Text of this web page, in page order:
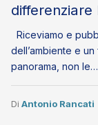
Riceviamo e
dell’ambiente e
panorama, non le…
Di Antonio Rancati